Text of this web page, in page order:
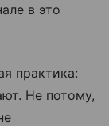
в это
практика:
Не потому,